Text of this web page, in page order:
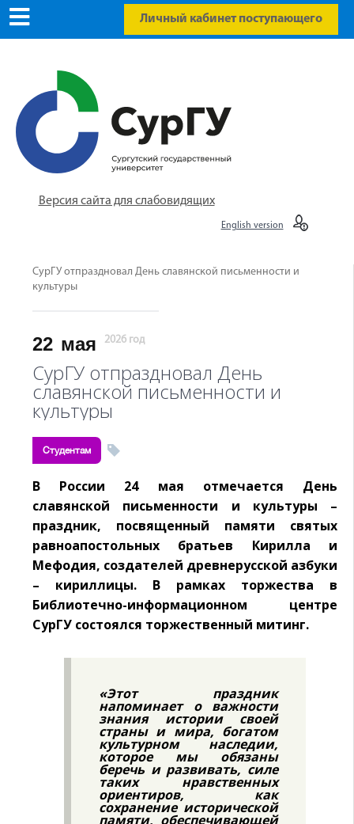
Личный кабинет поступающего
Версия сайта для слабовидящих
English version
СурГУ отпраздновал День славянской письменности и
культуры
22 мая 2026 год
СурГУ отпраздновал День
славянской письменности и
культуры
Студентам
В России 24 мая отмечается День
славянской письменности и культуры –
праздник, посвященный памяти святых
равноапостольных братьев Кирилла и
Мефодия, создателей древнерусской азбуки
– кириллицы. В рамках торжества в
Библиотечно-информационном центре
СурГУ состоялся торжественный митинг.
«Этот праздник
напоминает о важности
знания истории своей
страны и мира, богатом
культурном наследии,
которое мы обязаны
беречь и развивать, силе
таких нравственных
ориентиров, как
сохранение исторической
памяти, обеспечивающей